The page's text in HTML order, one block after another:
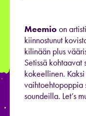
Meemio on
kiinnostunut
kilinään plus
Setissä
kokeellinen.
vaihtoehtopoppia
soundeilla. Let’s